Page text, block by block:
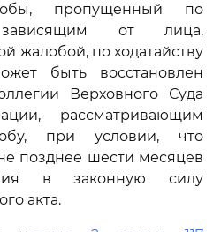
пропущенный по
от лица,
жалобой, по ходатайству
быть восстановлен
Верховного Суда
рассматривающим
при условии, что
позднее шести месяцев
в законную силу
акта.